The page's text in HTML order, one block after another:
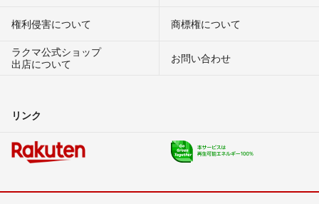
権利侵害について
商標権について
ラクマ公式ショップ
出店について
お問い合わせ
リンク